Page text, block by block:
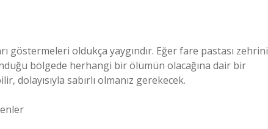
göstermeleri oldukça yaygındır. Eğer fare pastası zehrini
bölgede herhangi bir ölümün olacağına dair bir
sabırlı olmanız gerekecek.